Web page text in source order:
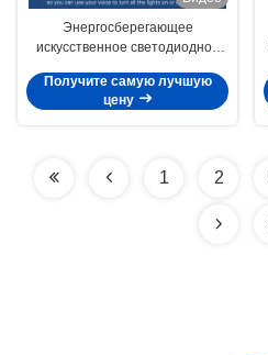
Энергосберегающее
искусственное светодиодное
светодиодное наружное
освещение 3000K-6000K
Получите самую лучшую
цену
1 2